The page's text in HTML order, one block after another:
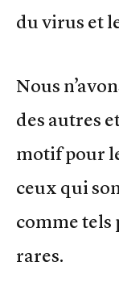
du virus et
Nous
des autres
motif pour
ceux qui
comme tels
rares.